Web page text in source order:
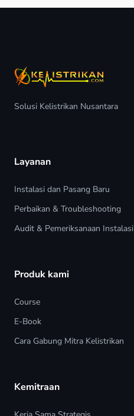
Solusi Kelistrikan Nusantara
Layanan
Instalasi dan Pasang Baru
Perbaikan & Troubleshooting
Audit & Pemeriksanaan Instalasi
Produk kami
Course
E-Book
Cara Gabung Mitra Kelistrikan
Kemitraan